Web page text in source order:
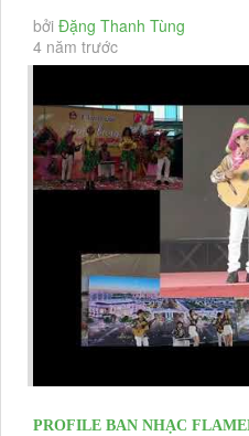
NIỆM 10 THÀNH LẬP
bởi Đặng Thanh Tùng
4 năm trước
PROFILE BAN NHẠC